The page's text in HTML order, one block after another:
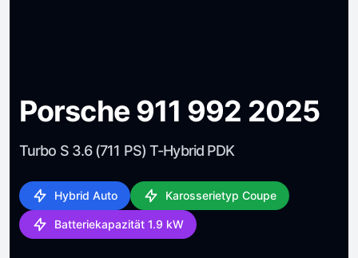
Porsche 911 992 2025
Turbo S 3.6 (711 PS) T-Hybrid PDK
Hybrid Auto Karosserietyp Coupe
Batteriekapazität 1.9 kW